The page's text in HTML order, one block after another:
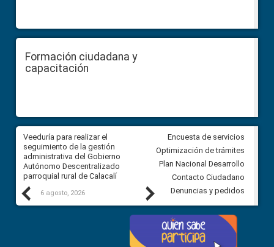
Formación ciudadana y
capacitación
Previous
Veeduría para realizar el
seguimiento de la gestión
administrativa del Gobierno
Autónomo Descentralizado
parroquial rural de Calacalí
6 agosto, 2026
Veeduría para vigilar los
derivados de la Audiencia
comunidad Urbina, parroquia
Carolina
5 agosto, 2026
Next
Encuesta de servicios
Optimización de trámites
Plan Nacional Desarrollo
Contacto Ciudadano
Denuncias y pedidos